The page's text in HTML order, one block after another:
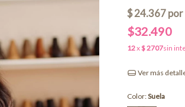
$32.490
Ver más
Color:Suela